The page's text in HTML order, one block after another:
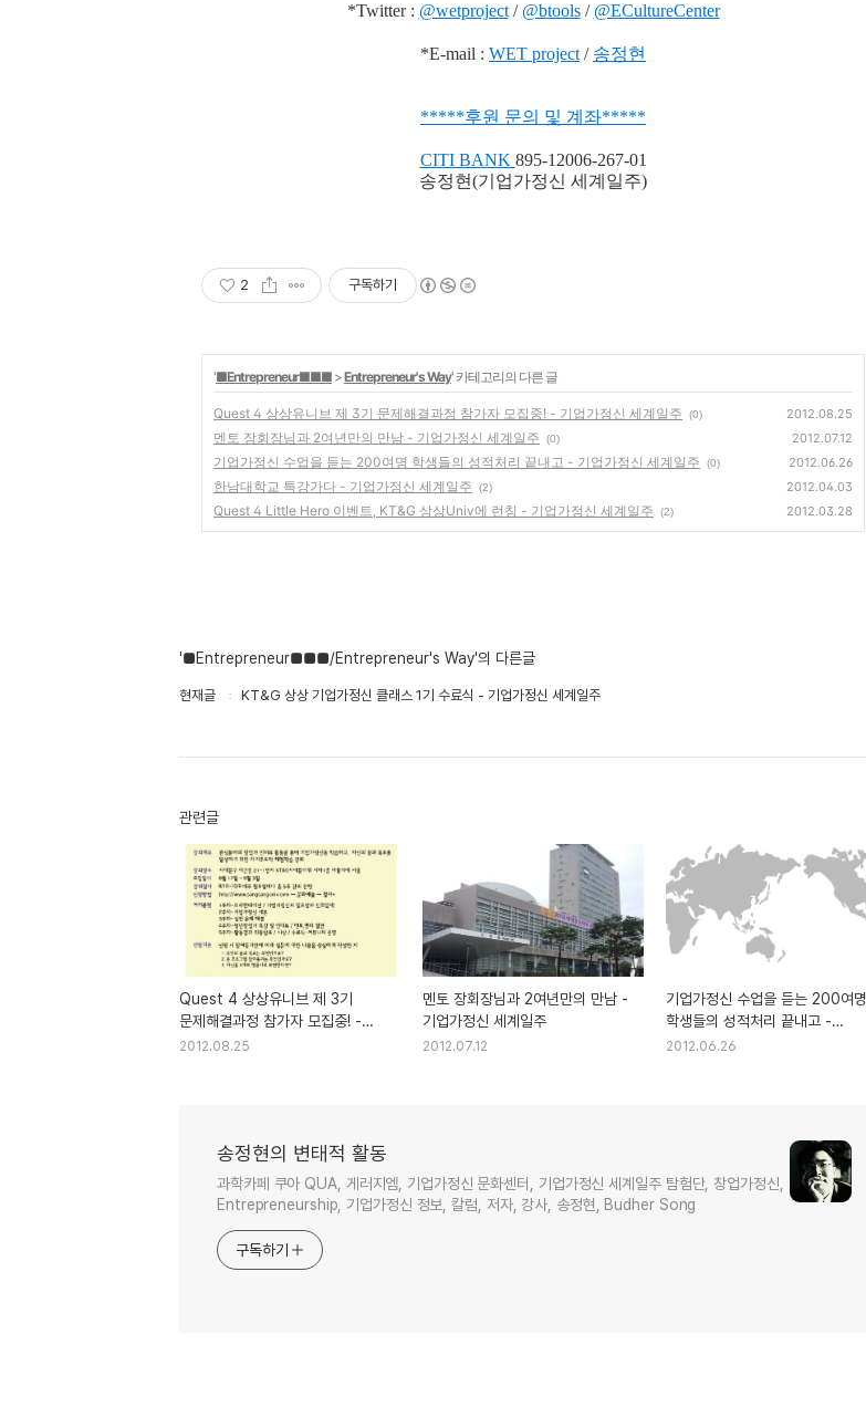
*Twitter : @wetproject/ @btools/ @ECultureCenter
*E-mail : WET project / 송정현
*****후원 문의 및 계좌*****
CITI BANK 895-12006-267-01
송정현(기업가정신 세계일주)
2 구독하기
'■Entrepreneur■■■ >Entrepreneur's Way' 카테고리의 다른 글
Quest 4 상상유니브 제 3기 문제해결과정 참가자 모집중! - 기업가정신 세계일주 (0) 2012.08.25
멘토 장회장님과 2여년만의 만남 - 기업가정신 세계일주 (0) 2012.07.12
기업가정신 수업을 듣는 200여명 학생들의 성적처리 끝내고 - 기업가정신 세계일주 (0) 2012.06.26
한남대학교 특강가다 - 기업가정신 세계일주 (2) 2012.04.03
Quest 4 Little Hero 이벤트, KT&G 상상Univ에 런칭 - 기업가정신 세계일주 (2) 2012.03.28
'■Entrepreneur■■■/Entrepreneur's Way'의 다른글
현재글 KT&G 상상 기업가정신 클래스 1기 수료식 - 기업가정신 세계일주
관련글
Quest 4 상상유니브 제 3기
문제해결과정 참가자 모집중! -
기업가정신 세계일주
2012.08.25
멘토 장회장님과 2여년만의 만남 -
기업가정신 세계일주
2012.07.12
기업가정신 수업을 듣는 200여명
학생들의 성적처리 끝내고 -
기업가정신 세계일주
2012.06.26
송정현의 변태적 활동
과학카페 쿠아 QUA, 게러지엠, 기업가정신 문화센터, 기업가정신 세계일주 탐험단, 창업가정신,
Entrepreneurship, 기업가정신 정보, 칼럼, 저자, 강사, 송정현, Budher Song
구독하기